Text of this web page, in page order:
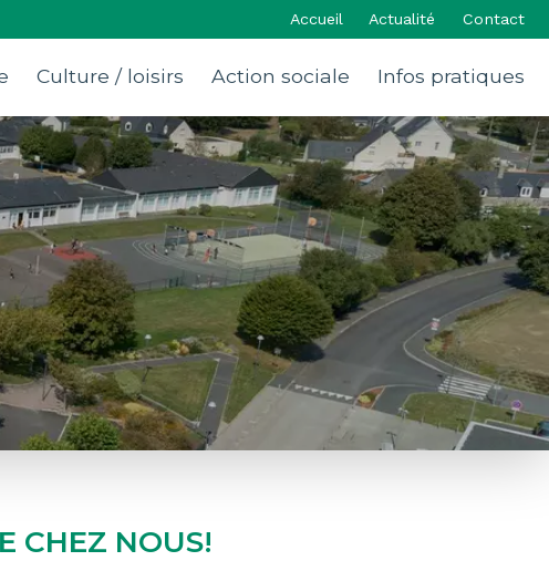
Accueil Actualité Contact
Culture / loisirs Action sociale Infos pratiques
CHEZ NOUS!